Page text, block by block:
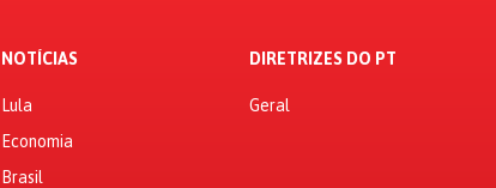
NOTÍCIAS
Lula
Economia
Brasil
DIRETRIZES DO PT
Geral